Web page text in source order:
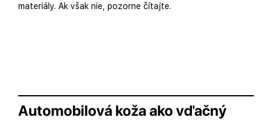
materiály. Ak však nie, pozorne čítajte.
Automobilová koža ako vďačný